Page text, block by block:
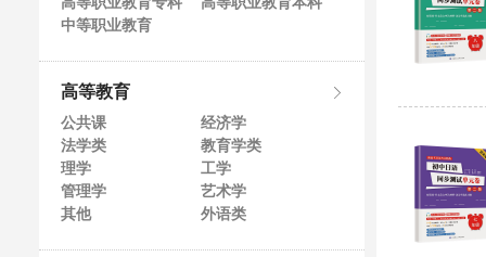
高等职业教育专科
高等职业教育本科
中等职业教育
高等教育
公共课
经济学
法学类
教育学类
理学
工学
管理学
艺术学
其他
外语类